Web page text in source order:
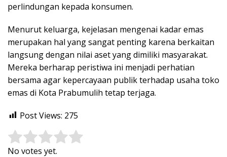
perlindungan kepada konsumen.
Menurut keluarga, kejelasan mengenai kadar emas
merupakan hal yang sangat penting karena berkaitan
langsung dengan nilai aset yang dimiliki masyarakat.
Mereka berharap peristiwa ini menjadi perhatian
bersama agar kepercayaan publik terhadap usaha toko
emas di Kota Prabumulih tetap terjaga.
Post Views: 275
Rate this item:
No votes yet.